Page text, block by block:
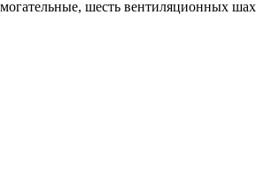
шесть вентиляционных